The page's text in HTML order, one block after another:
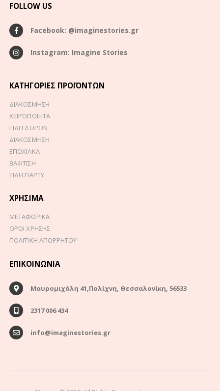
FOLLOW US
Facebook: @imaginestories.gr
Instagram: Imagine Stories
ΚΑΤΗΓΟΡΊΕΣ ΠΡΟΪΌΝΤΩΝ
ΔΙΑΚΟΣΜΗΣΗ
ΧΕΙΡΟΠΟΙΗΤΑ
ΕΙΔΗ ΔΩΡΩΝ
ΔΙΑΚΟΣΜΗΣΗ
ΕΠΟΧΙΑΚΑ
ΒΑΦΤΙΣΗ
ΕΙΔΗ ΠΑΡΤΥ
ΧΡΉΣΙΜΑ
ΜΕΤΑΦΟΡΙΚΑ
ΟΡΟΙ ΧΡΗΣΗΣ
ΠΟΛΙΤΙΚΗ ΑΠΟΡΡΗΤΟΥ
ΕΠΙΚΟΙΝΩΝΊΑ
Μαυρομιχάλη 41,Πολίχνη, Θεσσαλονίκη, 56533
2317 006 434
info@imaginestories.gr